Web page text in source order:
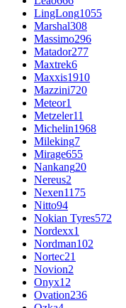
LingLong1055
Marshal308
Massimo296
Matador277
Maxtrek6
Maxxis1910
Mazzini720
Meteor1
Metzeler11
Michelin1968
Mileking7
Mirage655
Nankang20
Nereus2
Nexen1175
Nitto94
Nokian Tyres572
Nordexx1
Nordman102
Nortec21
Novion2
Onyx12
Ovation236